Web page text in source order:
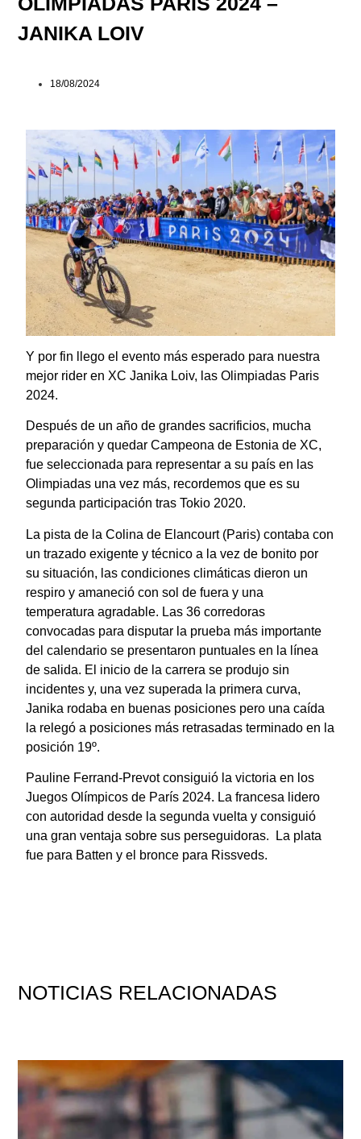
JANIKA LOIV
18/08/2024
Y por fin llego el evento más esperado para nuestra
mejor rider en XC Janika Loiv, las Olimpiadas Paris
2024.
Después de un año de grandes sacrificios, mucha
preparación y quedar Campeona de Estonia de XC,
fue seleccionada para representar a su país en las
Olimpiadas una vez más, recordemos que es su
segunda participación tras Tokio 2020.
La pista de la Colina de Elancourt (Paris) contaba con
un trazado exigente y técnico a la vez de bonito por
su situación, las condiciones climáticas dieron un
respiro y amaneció con sol de fuera y una
temperatura agradable. Las 36 corredoras
convocadas para disputar la prueba más importante
del calendario se presentaron puntuales en la línea
de salida. El inicio de la carrera se produjo sin
incidentes y, una vez superada la primera curva,
Janika rodaba en buenas posiciones pero una caída
la relegó a posiciones más retrasadas terminado en la
posición 19º.
Pauline Ferrand-Prevot consiguió la victoria en los
Juegos Olímpicos de París 2024. La francesa lidero
con autoridad desde la segunda vuelta y consiguió
una gran ventaja sobre sus perseguidoras. La plata
fue para Batten y el bronce para Rissveds.
NOTICIAS RELACIONADAS